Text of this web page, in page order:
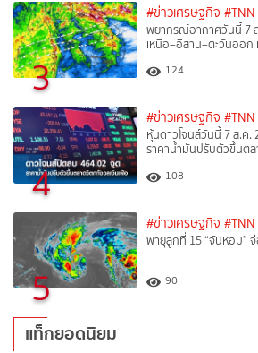
3
#ข่าวเศรษฐกิจ
พยากรณ์อากาศวันนี้ 7
เหนือ–อีสาน–ตะวันออ
124
4
#ข่าวเศรษฐกิจ
หุ้นดาวโจนส์วันนี้ 7 ส.ค.
ราคาน้ำมันปรับตัวขึ้นต
108
5
#ข่าวเศรษฐกิจ
พายุลูกที่ 15 “จันหอม”
90
แท็กยอดนิยม